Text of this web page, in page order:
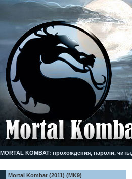
MORTAL KOMBAT: прохождения, пароли,
Mortal Kombat (2011) (MK9)